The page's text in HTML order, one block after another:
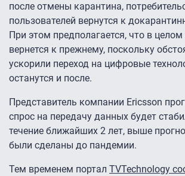
после отмены карантина,
пользователей вернутся к
При этом предполагается, что в
вернется к прежнему, поскольку
ускорили переход на цифровые
останутся и после.
Представитель компании Ericsson
спрос на передачу данных будет
течение ближайших 2 лет, выше
были сделаны до пандемии.
Тем временем портал TVTechnology